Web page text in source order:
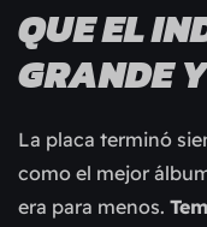
QUE EL
GRANDE
La placa terminó
como el mejor
era para menos.